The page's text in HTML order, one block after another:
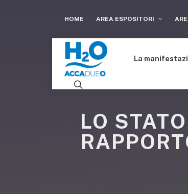
HOME AREA ESPOSITORI
La
LO